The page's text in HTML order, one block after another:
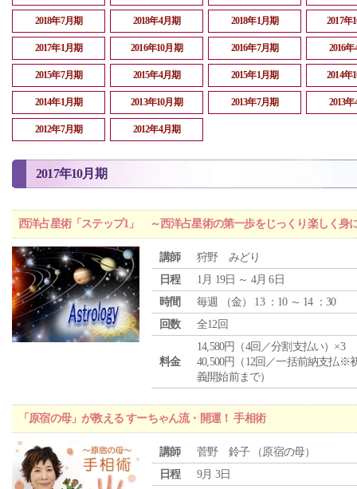
2018年7月期 2018年4月期 2018年1月期 2017年
2017年1月期 2016年10月期 2016年7月期 2016
2015年7月期 2015年4月期 2015年1月期 2014年
2014年1月期 2013年10月期 2013年7月期 2013
2012年7月期 2012年4月期
2017年10月期
西洋占星術「ステップ1」 ～西洋占星術の第一歩をじっくり楽しく身
講師
狩野 みどり
日程
1月 19日 ～ 4月 6日
時間
毎週 （金） 13 ：10 ～ 14 ：30
回数
全12回
料金
14,580円（4回／分割支払い）×3
40,500円（12回／一括前納支払※
義開始前まで）
「原宿の母」が教える すーちゃん流・開運！ 手相術
講師
菅野 鈴子 （原宿の母）
日程
9月 3日